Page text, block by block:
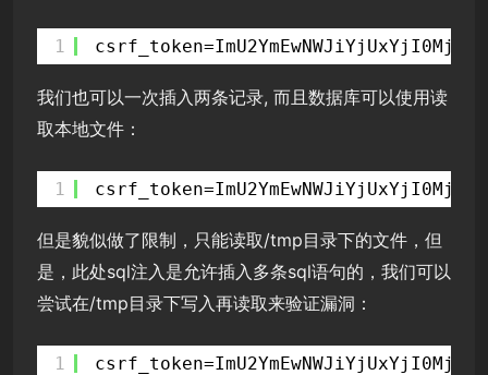
1
我们也可以一次插入两条记录, 而且数据库可以使用读
取本地文件：
1
但是貌似做了限制，只能读取/tmp目录下的文件，但
是，此处sql注入是允许插入多条sql语句的，我们可以
尝试在/tmp目录下写入再读取来验证漏洞：
1